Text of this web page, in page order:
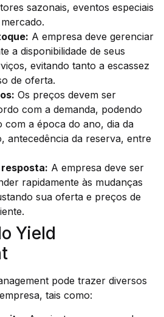
sazonais, eventos especiais
A empresa deve gerenciar
a disponibilidade de seus
evitando tanto a escassez
de oferta.
Os preços devem ser
com a demanda, podendo
com a época do ano, dia da
antecedência da reserva, entre
A empresa deve ser
rapidamente às mudanças
sua oferta e preços de
Yield
pode trazer diversos
tais como: